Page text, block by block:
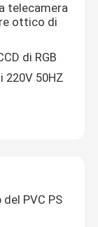
telecamera
ottico di
di RGB
220V 50HZ
PVC PS